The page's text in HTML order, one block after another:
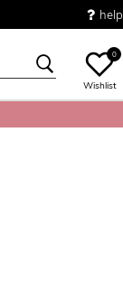
help
0
Wishlist